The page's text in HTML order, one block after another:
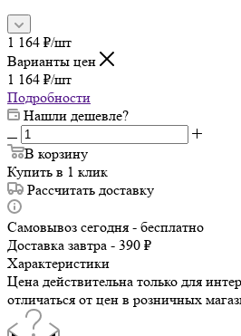
1 164 ₽/шт
Варианты цен
1 164 ₽/шт
Подробности
Нашли дешевле?
В корзину
Купить в 1 клик
Рассчитать доставку
Самовывоз сегодня - бесплатно
Доставка завтра - 390 ₽
Характеристики
Цена действительна только для
отличаться от цен в розничных